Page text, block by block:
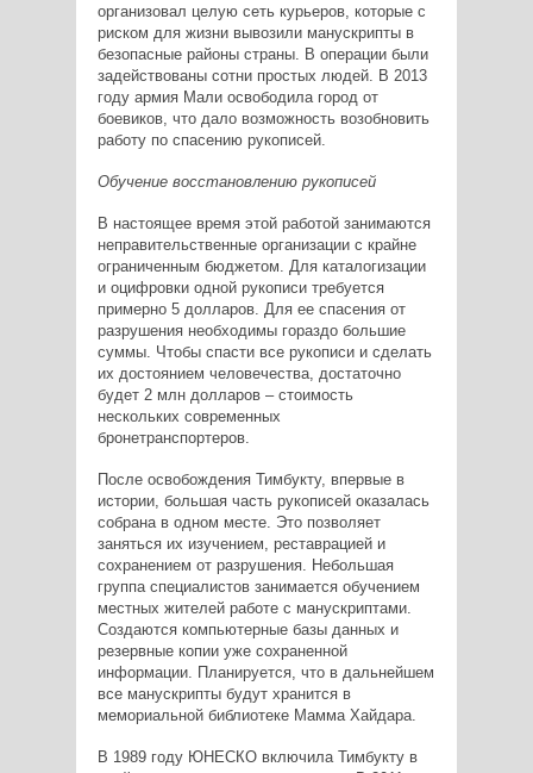
организовал целую сеть курьеров, которые с
риском для жизни вывозили манускрипты в
безопасные районы страны. В операции были
задействованы сотни простых людей. В 2013
году армия Мали освободила город от
боевиков, что дало возможность возобновить
работу по спасению рукописей.
Обучение восстановлению рукописей
В настоящее время этой работой занимаются
неправительственные организации с крайне
ограниченным бюджетом. Для каталогизации
и оцифровки одной рукописи требуется
примерно 5 долларов. Для ее спасения от
разрушения необходимы гораздо большие
суммы. Чтобы спасти все рукописи и сделать
их достоянием человечества, достаточно
будет 2 млн долларов – стоимость
нескольких современных
бронетранспортеров.
После освобождения Тимбукту, впервые в
истории, большая часть рукописей оказалась
собрана в одном месте. Это позволяет
заняться их изучением, реставрацией и
сохранением от разрушения. Небольшая
группа специалистов занимается обучением
местных жителей работе с манускриптами.
Создаются компьютерные базы данных и
резервные копии уже сохраненной
информации. Планируется, что в дальнейшем
все манускрипты будут хранится в
мемориальной библиотеке Мамма Хайдара.
В 1989 году ЮНЕСКО включила Тимбукту в